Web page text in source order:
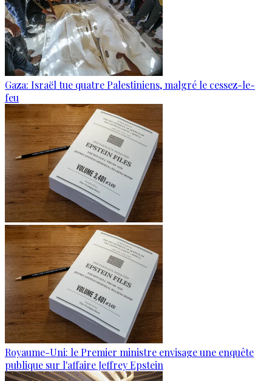
Gaza: Israël tue quatre Palestiniens, malgré le cessez-le-
feu
Royaume-Uni: le Premier ministre envisage une enquête
publique sur l'affaire Jeffrey Epstein